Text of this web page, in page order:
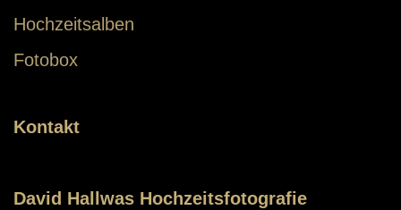
Hochzeitsalben
Fotobox
Kontakt
David Hallwas Hochzeitsfotografie